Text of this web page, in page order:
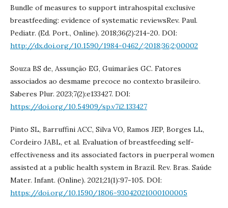
Bundle of measures to support intrahospital exclusive
breastfeeding: evidence of systematic reviewsRev. Paul.
Pediatr. (Ed. Port., Online). 2018;36(2):214-20. DOI:
http://dx.doi.org/10.1590/1984-0462/;2018;36;2;00002
Souza BS de, Assunção EG, Guimarães GC. Fatores
associados ao desmame precoce no contexto brasileiro.
Saberes Plur. 2023;7(2):e133427. DOI:
https://doi.org/10.54909/sp.v7i2.133427
Pinto SL, Barruffini ACC, Silva VO, Ramos JEP, Borges LL,
Cordeiro JABL, et al. Evaluation of breastfeeding self-
effectiveness and its associated factors in puerperal women
assisted at a public health system in Brazil. Rev. Bras. Saúde
Mater. Infant. (Online). 2021;21(1):97-105. DOI:
https://doi.org/10.1590/1806-93042021000100005